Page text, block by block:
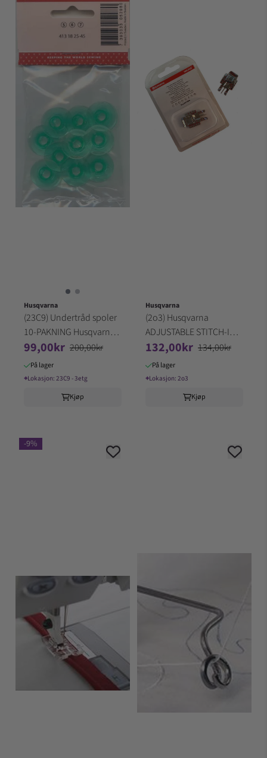
Husqvarna
(23C9) Undertråd spoler
10-PAKNING Husqvarna
gruppe 5-6-7
99,00kr 200,00kr
På lager
⌖Lokasjon: 23C9 - 3etg
Kjøp
Husqvarna
(2o3) Husqvarna
ADJUSTABLE STITCH-IN-
DITCH FT HV BLISTER
GRP 1-9
132,00kr 134,00kr
På lager
⌖Lokasjon: 2o3
Kjøp
-9%